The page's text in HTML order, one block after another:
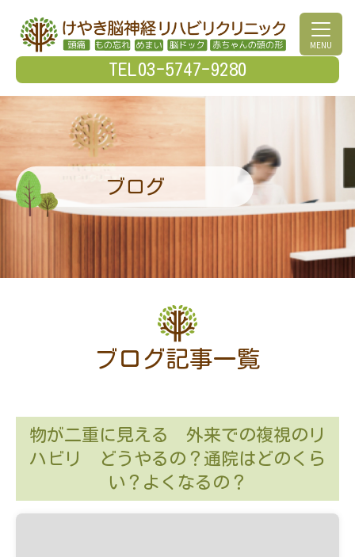
TEL03-5747-9280
MENU
ブログ
ブログ記事一覧
物が二重に見える 外来での複視のリ
ハビリ どうやるの？通院はどのくら
い？よくなるの？